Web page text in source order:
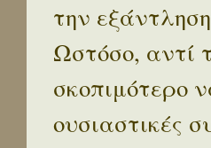
την
Ωστόσο, αντί
σκοπιμότερο
ουσιαστικές